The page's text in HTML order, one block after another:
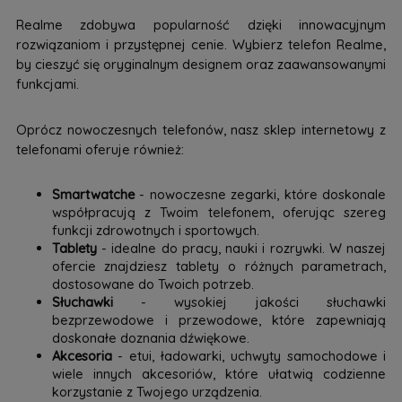
Realme zdobywa popularność dzięki innowacyjnym
rozwiązaniom i przystępnej cenie. Wybierz telefon Realme,
by cieszyć się oryginalnym designem oraz zaawansowanymi
funkcjami.
Oprócz nowoczesnych telefonów, nasz sklep internetowy z
telefonami oferuje również:
Smartwatche- nowoczesne zegarki, które doskonale
współpracują z Twoim telefonem, oferując szereg
funkcji zdrowotnych i sportowych.
Tablety- idealne do pracy, nauki i rozrywki. W naszej
ofercie znajdziesz tablety o różnych parametrach,
dostosowane do Twoich potrzeb.
Słuchawki- wysokiej jakości słuchawki
bezprzewodowe i przewodowe, które zapewniają
doskonałe doznania dźwiękowe.
Akcesoria- etui, ładowarki, uchwyty samochodowe i
wiele innych akcesoriów, które ułatwią codzienne
korzystanie z Twojego urządzenia.